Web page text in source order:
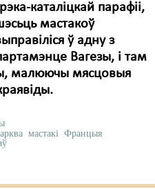
каталіцкай парафіі,
мастакоў
ў адну з
Вагезы, і там
малюючы мясцовыя
мастакі Францыя